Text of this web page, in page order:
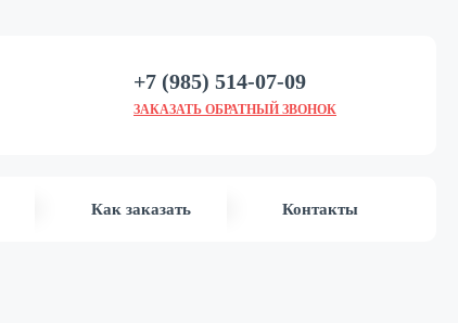
+7 (985) 514-07-09
ЗАКАЗАТЬ ОБРАТНЫЙ ЗВОНОК
Как заказать Контакты